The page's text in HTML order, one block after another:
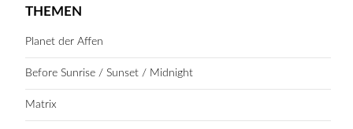
THEMEN
Planet der Affen
Before Sunrise / Sunset / Midnight
Matrix